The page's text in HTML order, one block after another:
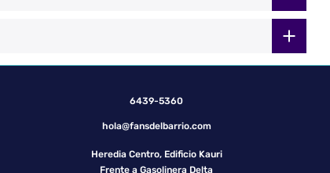
6439-5360
hola@fansdelbarrio.com
Heredia Centro, Edificio Kauri
Frente a Gasolinera Delta